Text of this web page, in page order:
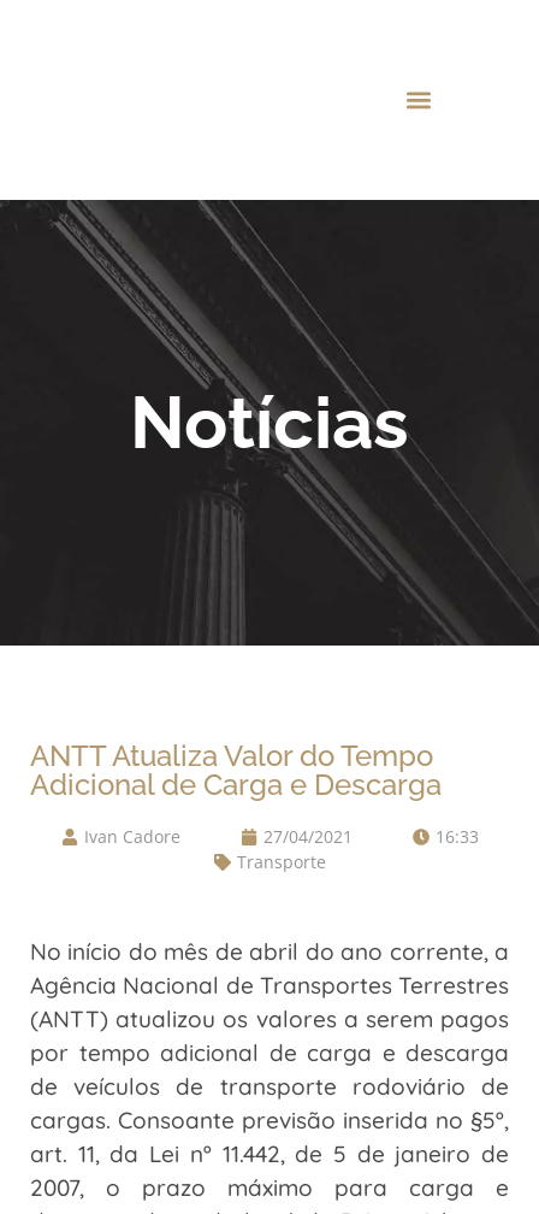
Notícias
ANTT Atualiza Valor do Tempo
Adicional de Carga e Descarga
Ivan Cadore 27/04/2021
16:33
Transporte
No início do mês de abril do ano corrente, a
Agência Nacional de Transportes Terrestres
(ANTT) atualizou os valores a serem pagos
por tempo adicional de carga e descarga
de veículos de transporte rodoviário de
cargas. Consoante previsão inserida no §5º,
art. 11, da Lei nº 11.442, de 5 de janeiro de
2007, o prazo máximo para carga e